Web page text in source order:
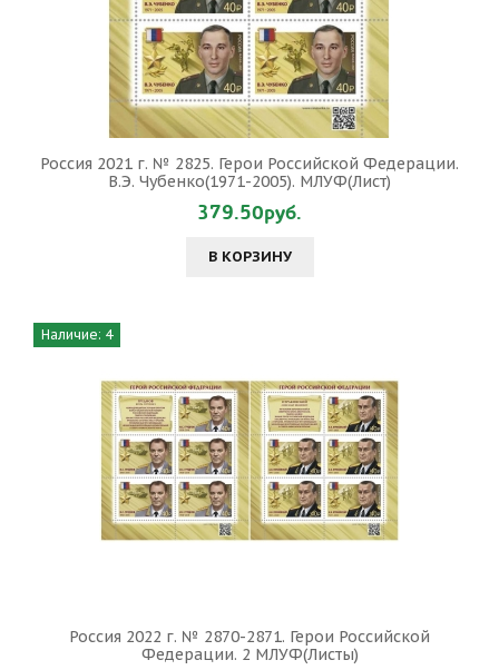
Россия 2021 г. № 2825. Герои Российской Федерации.
В.Э. Чубенко(1971-2005). МЛУФ(Лист)
379.50руб.
В КОРЗИНУ
Наличие: 4
Россия 2022 г. № 2870-2871. Герои Российской
Федерации. 2 МЛУФ(Листы)